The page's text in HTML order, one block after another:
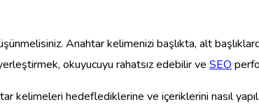
Anahtar kelimenizi başlıkta, alt
okuyucuyu rahatsız edebilir ve SEO
hedeflediklerine ve içeriklerini nasıl